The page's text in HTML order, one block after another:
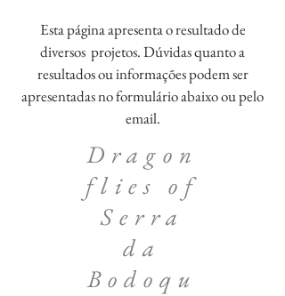
Esta página apresenta o resultado de
diversos projetos. Dúvidas quanto a
resultados ou informações podem ser
apresentadas no formulário abaixo ou pelo
email.
Dragon
flies of
Serra
da
Bodoqu